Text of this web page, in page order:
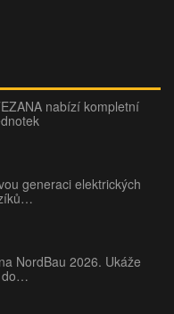
nabízí kompletní
generaci elektrických
NordBau 2026. Ukáže
do…